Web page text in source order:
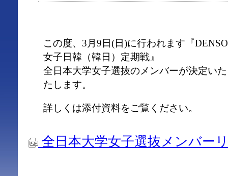
この度、3月9日(日)に行われます『
女子日韓（韓日）定期戦』
全日本大学女子選抜のメンバーが決定い
たします。
詳しくは添付資料をご覧ください。
全日本大学女子選抜メンバー